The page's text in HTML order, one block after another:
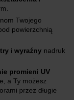
Twojego
powierzchnią
i wyraźny nadruk
promieni UV
a Ty możesz
przez długie